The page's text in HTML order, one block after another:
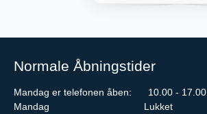
Normale Åbningstider
Mandag er telefonen åben: 10.00 - 17.00
Mandag
Lukket